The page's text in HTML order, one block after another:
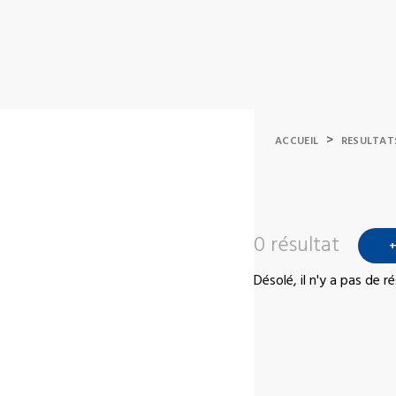
ACCUEIL >
0 résultat
Désolé, il n'y a pas de